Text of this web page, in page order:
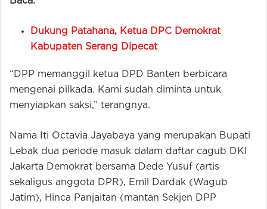
Dukung Patahana, Ketua DPC Demokrat
Kabupaten Serang Dipecat
“DPP memanggil ketua DPD Banten berbicara
mengenai pilkada. Kami sudah diminta untuk
menyiapkan saksi,” terangnya.
Nama Iti Octavia Jayabaya yang merupakan Bupati
Lebak dua periode masuk dalam daftar cagub DKI
Jakarta Demokrat bersama Dede Yusuf (artis
sekaligus anggota DPR), Emil Dardak (Wagub
Jatim), Hinca Panjaitan (mantan Sekjen DPP